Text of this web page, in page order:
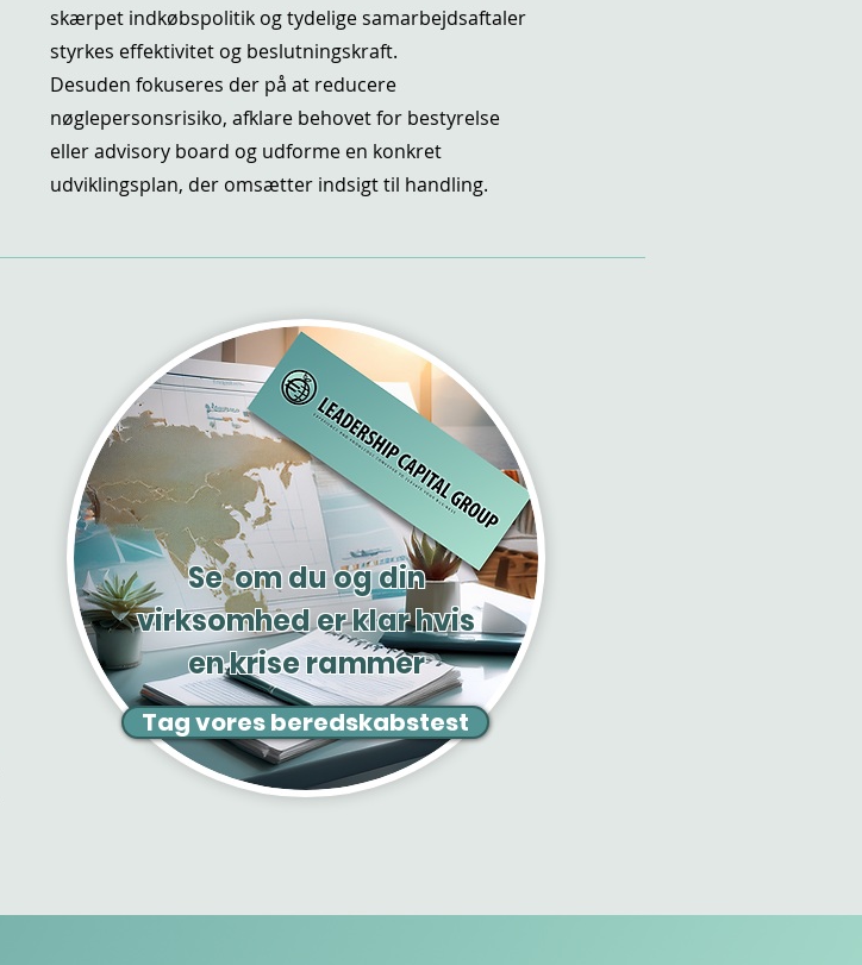
skærpet indkøbspolitik og tydelige samarbejdsaftaler
styrkes effektivitet og beslutningskraft.
Desuden fokuseres der på at reducere
nøglepersonsrisiko, afklare behovet for bestyrelse
eller advisory board og udforme en konkret
udviklingsplan, der omsætter indsigt til handling.
Tag vores beredskabstest
Se om du og din
virksomhed er klar hvis
en krise rammer